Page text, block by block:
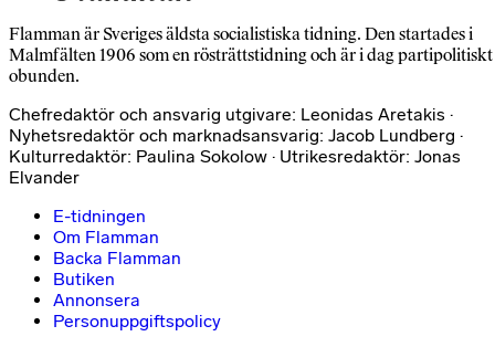
Flamman är Sveriges äldsta socialistiska tidning. Den startades i
Malmfälten 1906 som en rösträttstidning och är i dag partipolitiskt
obunden.
Chefredaktör och ansvarig utgivare: Leonidas Aretakis ·
Nyhetsredaktör och marknadsansvarig: Jacob Lundberg ·
Kulturredaktör: Paulina Sokolow · Utrikesredaktör: Jonas
Elvander
E-tidningen
Om Flamman
Backa Flamman
Butiken
Annonsera
Personuppgiftspolicy